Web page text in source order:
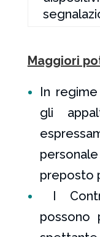
Maggiori
In
gli
preposto
I
possono